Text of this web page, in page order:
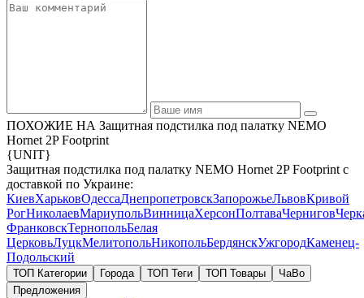
ПОХОЖИЕ НА Защитная подстилка под палатку NEMO
Hornet 2P Footprint
{UNIT}
Защитная подстилка под палатку NEMO Hornet 2P Footprint с
доставкой по Украине:
КиевХарьковОдессаДнепропетровскЗапорожьеЛьвовКривой
РогНиколаевМариупольВинницаХерсонПолтаваЧернигов
ФранковскТернопольБелая
ЦерковьЛуцкМелитопольНикопольБердянскУжгородКаменец-
Подольский
ТОП Категории Города ТОП Теги ТОП Товары
ЧаВо
Предложения